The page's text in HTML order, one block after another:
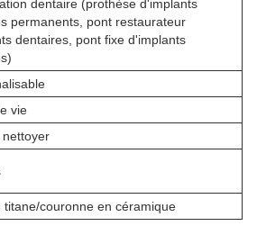
dentaire (prothèse d'implants
permanents, pont restaurateur
dentaires, pont fixe d'implants
vie
nettoyer
titane/couronne en céramique